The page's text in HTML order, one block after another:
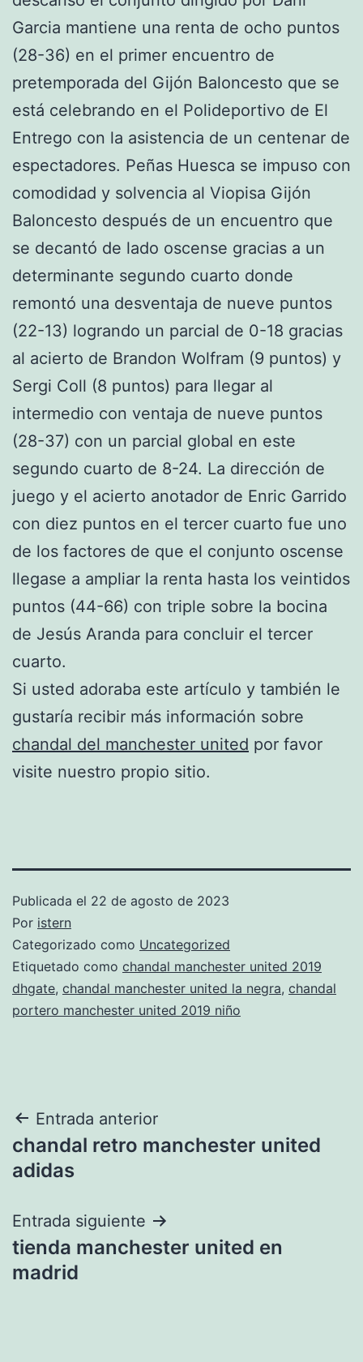
Garcia mantiene una renta de ocho puntos
(28-36) en el primer encuentro de
pretemporada del Gijón Baloncesto que se
está celebrando en el Polideportivo de El
Entrego con la asistencia de un centenar de
espectadores. Peñas Huesca se impuso con
comodidad y solvencia al Viopisa Gijón
Baloncesto después de un encuentro que
se decantó de lado oscense gracias a un
determinante segundo cuarto donde
remontó una desventaja de nueve puntos
(22-13) logrando un parcial de 0-18 gracias
al acierto de Brandon Wolfram (9 puntos) y
Sergi Coll (8 puntos) para llegar al
intermedio con ventaja de nueve puntos
(28-37) con un parcial global en este
segundo cuarto de 8-24. La dirección de
juego y el acierto anotador de Enric Garrido
con diez puntos en el tercer cuarto fue uno
de los factores de que el conjunto oscense
llegase a ampliar la renta hasta los veintidos
puntos (44-66) con triple sobre la bocina
de Jesús Aranda para concluir el tercer
cuarto.
Si usted adoraba este artículo y también le
gustaría recibir más información sobre
chandal del manchester united por favor
visite nuestro propio sitio.
Publicada el 22 de agosto de 2023
Por istern
Categorizado como Uncategorized
Etiquetado como chandal manchester united 2019
dhgate, chandal manchester united la negra, chandal
portero manchester united 2019 niño
Navegación
de
Entrada anterior
chandal retro manchester united
adidas
Entrada siguiente
tienda manchester united en
madrid